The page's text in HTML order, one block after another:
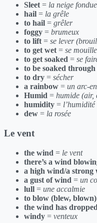
Sleet = la neige fondue
hail = la grêle
to hail = grêler
foggy = brumeux
to lift = se lever
to get wet = se
to get soaked = se
to be soaked through
to dry = sécher
a rainbow = un arc-
Humid = humide (air,
humidity = l’humidité
dew = la rosée
Le vent
the wind = le vent
there’s a wind
a high wind/a strong
a gust of wind = un
lull = une accalmie
to blow (blew, blown)
the wind has dropped
windy = venteux